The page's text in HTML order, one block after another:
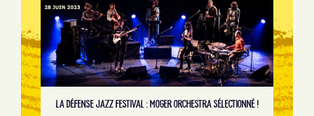
LA DÉFENSE JAZZ FESTIVAL : MOGER ORCHESTRA SÉLECTIONNÉ !